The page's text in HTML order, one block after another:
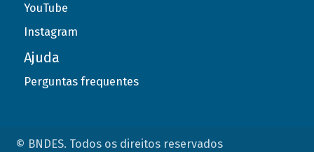
YouTube
Instagram
Ajuda
Perguntas frequentes
© BNDES. Todos os direitos reservados